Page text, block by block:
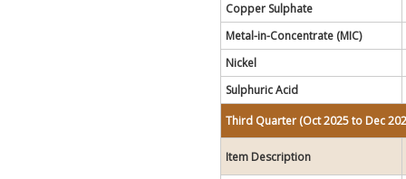
Copper Sulphate
Metal-in-Concentrate (MIC)
Nickel
Sulphuric Acid
Third Quarter (Oct 2025 to Dec
Item Description